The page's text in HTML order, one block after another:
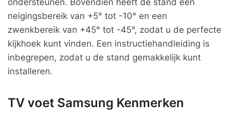
ondersteunen. Bovendien heeft de stand een
neigingsbereik van +5° tot -10° en een
zwenkbereik van +45° tot -45°, zodat u de perfecte
kijkhoek kunt vinden. Een instructiehandleiding is
inbegrepen, zodat u de stand gemakkelijk kunt
installeren.
TV voet Samsung Kenmerken